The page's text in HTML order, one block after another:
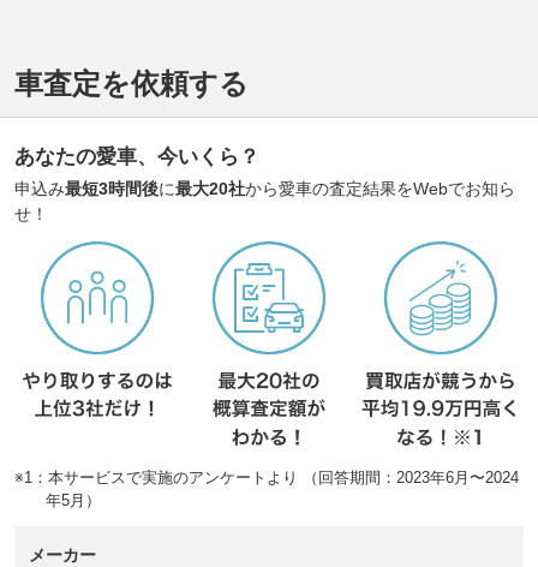
車査定を依頼する
あなたの愛車、今いくら？
申込み最短3時間後に最大20社から愛車の査定結果をWebでお知ら
せ！
※1：本サービスで実施のアンケートより （回答期間：2023年6月〜2024
年5月）
メーカー